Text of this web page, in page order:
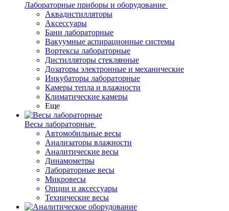
Лабораторные приборы и оборудование
Аквадистилляторы
Аксессуары
Бани лабораторные
Вакуумные аспирационные системы
Вортексы лабораторные
Дистилляторы стеклянные
Дозаторы электронные и механические
Инкубаторы лабораторные
Камеры тепла и влажности
Климатические камеры
Еще
Весы лабораторные
Автомобильные весы
Анализаторы влажности
Аналитические весы
Динамометры
Лабораторные весы
Микровесы
Опции и аксессуары
Технические весы